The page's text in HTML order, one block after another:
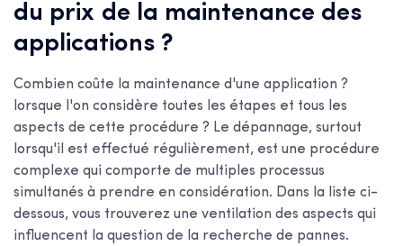
du prix de la maintenance des
applications ?
Combien coûte la maintenance d'une application ?
lorsque l'on considère toutes les étapes et tous les
aspects de cette procédure ? Le dépannage, surtout
lorsqu'il est effectué régulièrement, est une procédure
complexe qui comporte de multiples processus
simultanés à prendre en considération. Dans la liste ci-
dessous, vous trouverez une ventilation des aspects qui
influencent la question de la recherche de pannes.